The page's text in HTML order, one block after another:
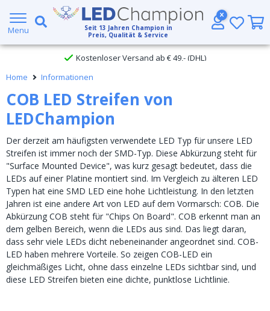
Menu Seit 13 Jahren Champion in
Preis, Qualität & Service
Großer Lagerbestand
Kostenloser Versand ab € 49,- (DHL)
Home Informationen
COB LED Streifen von
LEDChampion
Der derzeit am häufigsten verwendete LED Typ für unsere LED
Streifen ist immer noch der SMD-Typ. Diese Abkürzung steht für
"Surface Mounted Device", was kurz gesagt bedeutet, dass die
LEDs auf einer Platine montiert sind. Im Vergleich zu älteren LED
Typen hat eine SMD LED eine hohe Lichtleistung. In den letzten
Jahren ist eine andere Art von LED auf dem Vormarsch: COB. Die
Abkürzung COB steht für "Chips On Board". COB erkennt man an
dem gelben Bereich, wenn die LEDs aus sind. Das liegt daran,
dass sehr viele LEDs dicht nebeneinander angeordnet sind. COB-
LED haben mehrere Vorteile. So zeigen COB-LED ein
gleichmäßiges Licht, ohne dass einzelne LEDs sichtbar sind, und
diese LED Streifen bieten eine dichte, punktlose Lichtlinie.